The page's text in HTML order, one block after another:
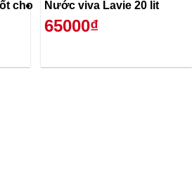
cho
Nước viva Lavie 20 lit
65000₫